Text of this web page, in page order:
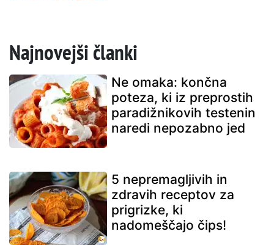
Najnovejši članki
Ne omaka: končna
poteza, ki iz preprostih
paradižnikovih testenin
naredi nepozabno jed
5 nepremagljivih in
zdravih receptov za
prigrizke, ki
nadomeščajo čips!